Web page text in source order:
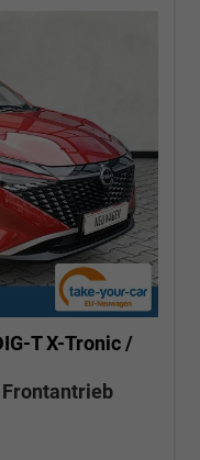
T X-Tronic /
Frontantrieb